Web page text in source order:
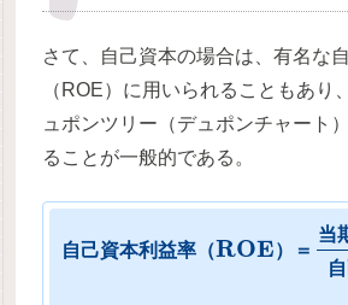
さて、自己資本の場合は、有名な
（ROE）に用いられることもあり
ュポンツリー（デュポンチャート
ることが一般的である。
自己資本利益率 （ROE） ＝
当
自